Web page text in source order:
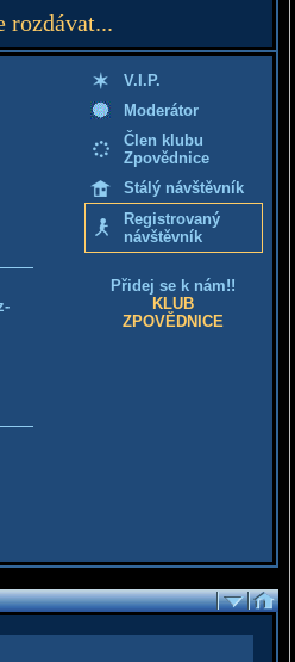
rozdávat...
V.I.P.
Moderátor
Člen klubu
Zpovědnice
Stálý návštěvník
Registrovaný
návštěvník
Přidej se k nám!!
KLUB
ZPOVĚDNICE